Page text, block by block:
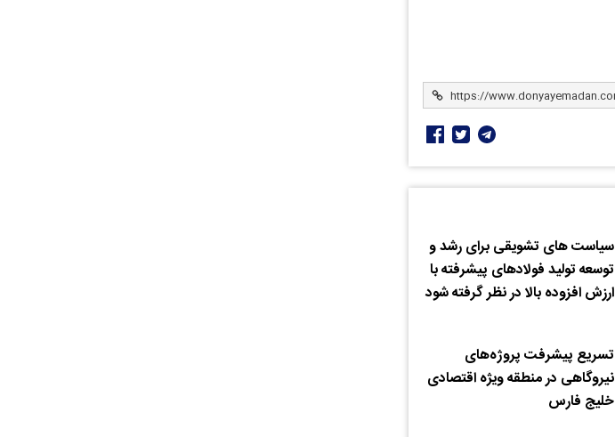
سیاست های تشویقی برای رشد و
توسعه تولید فولادهای پیشرفته با
ارزش افزوده بالا در نظر گرفته شود
تسریع پیشرفت پروژه‌های
نیروگاهی در منطقه ویژه اقتصادی
خلیج فارس